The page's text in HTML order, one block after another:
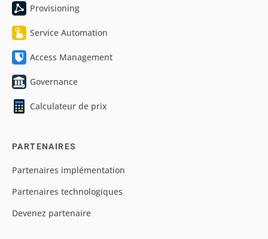
Provisioning
Service Automation
Access Management
Governance
Calculateur de prix
PARTENAIRES
Partenaires implémentation
Partenaires technologiques
Devenez partenaire